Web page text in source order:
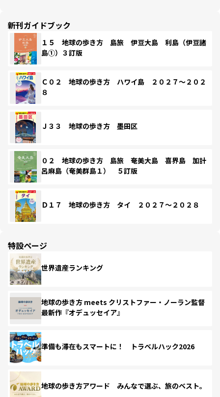
新刊ガイドブック
１５ 地球の歩き方 島旅 伊豆大島 利島（伊豆諸
島①）３訂版
Ｃ０２ 地球の歩き方 ハワイ島 ２０２７～２０２
８
Ｊ３３ 地球の歩き方 墨田区
０２ 地球の歩き方 島旅 奄美大島 喜界島 加計
呂麻島（奄美群島１） ５訂版
Ｄ１７ 地球の歩き方 タイ ２０２７～２０２８
特設ページ
世界遺産ランキング
地球の歩き方 meets クリストファー・ノーラン監督
最新作『オデュッセイア』
準備も滞在もスマートに！ トラベルハック2026
地球の歩き方アワード みんなで選ぶ、旅のベスト。